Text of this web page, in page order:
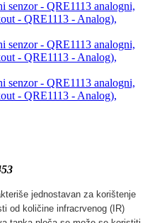
jednostavan za korištenje
od količine infracrvenog (IR)